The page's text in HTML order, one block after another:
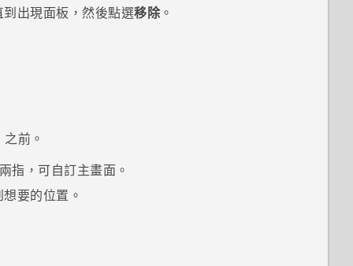
出現面板，然後點選移除。
之前。
指，可自訂主畫面 。
要的位置。